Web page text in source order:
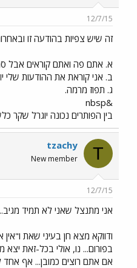
12/7/15
זה שיש צפיות בהודעה זו
א. אתם פה ואתם קוראים אבל
ב. אני קוראת את ההודעות שלי
ג. תפוז מרמה.
&nbsp
בין הפותרים נכונה יוגרל שקר
T
tzachy
New member
12/7/15
אני מתנצל שאני לא תמיד
ודווקא מצא חן בעיני שאת
בפורום... נו, אולי בכל-זאת יצא
אם אתם רוצים כמובן... אף אחד